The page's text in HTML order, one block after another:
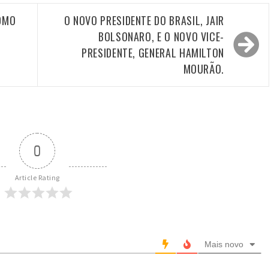
O NOVO PRESIDENTE DO BRASIL, JAIR
BOLSONARO, E O NOVO VICE-
PRESIDENTE, GENERAL HAMILTON
MOURÃO.
0
Article Rating
Mais novo